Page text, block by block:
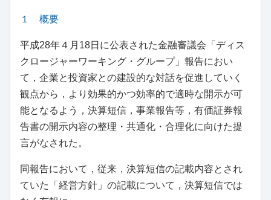
１ 概要
平成28年４月18日に公表された金融審議会「ディス
クロージャーワーキング・グループ」報告におい
て，企業と投資家との建設的な対話を促進していく
観点から，より効果的かつ効率的で適時な開示が可
能となるよう，決算短信，事業報告等，有価証券報
告書の開示内容の整理・共通化・合理化に向けた提
言がなされた。
同報告において，従来，決算短信の記載内容とされ
ていた「経営方針」の記載について，決算短信では